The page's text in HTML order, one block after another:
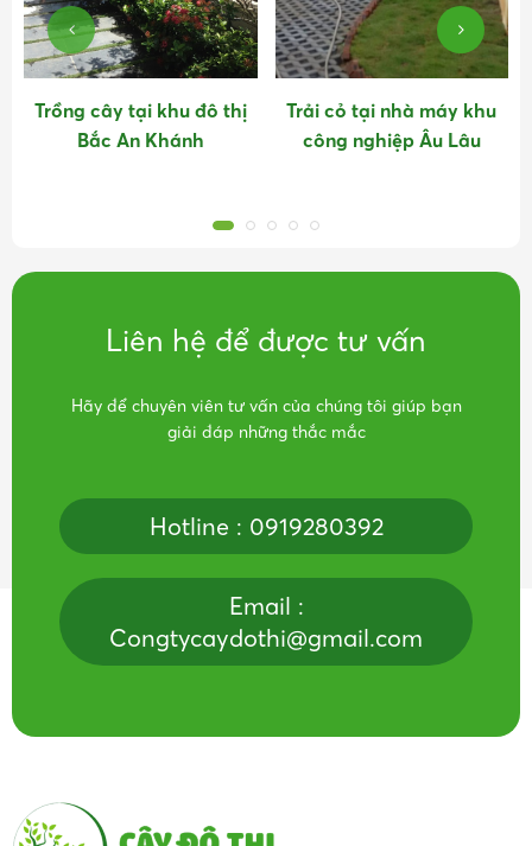
Trồng cây tại khu đô thị
Bắc An Khánh
Trải cỏ tại nhà máy khu
công nghiệp Âu Lâu
Liên hệ để được tư vấn
Hãy để chuyên viên tư vấn của chúng tôi giúp bạn
giải đáp những thắc mắc
Hotline : 0919280392
Email :
Congtycaydothi@gmail.com